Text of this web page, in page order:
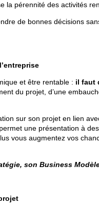
la pérennité des activités
de bonnes décisions
et être rentable : il faut
du projet, d’une
sur son projet en lien
une présentation à
vous augmentez vos
son Business